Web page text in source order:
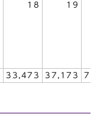
18 19
33,473 37,173